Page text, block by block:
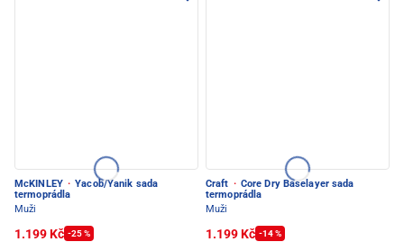
McKINLEY · Yacob/Yanik sada
termoprádla
Muži
1.199 Kč -25 %
Craft · Core Dry Baselayer sada
termoprádla
Muži
1.199 Kč -14 %